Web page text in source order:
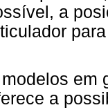
a
em
a